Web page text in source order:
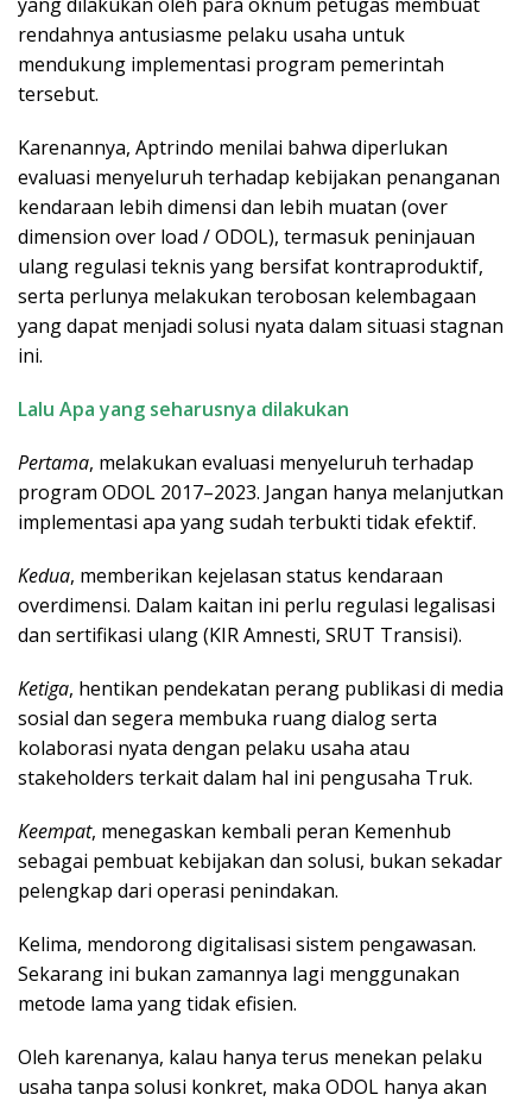
rendahnya antusiasme pelaku usaha untuk
mendukung implementasi program pemerintah
tersebut.
Karenannya, Aptrindo menilai bahwa diperlukan
evaluasi menyeluruh terhadap kebijakan penanganan
kendaraan lebih dimensi dan lebih muatan (over
dimension over load / ODOL), termasuk peninjauan
ulang regulasi teknis yang bersifat kontraproduktif,
serta perlunya melakukan terobosan kelembagaan
yang dapat menjadi solusi nyata dalam situasi stagnan
ini.
Lalu Apa yang seharusnya dilakukan
Pertama, melakukan evaluasi menyeluruh terhadap
program ODOL 2017–2023. Jangan hanya melanjutkan
implementasi apa yang sudah terbukti tidak efektif.
Kedua, memberikan kejelasan status kendaraan
overdimensi. Dalam kaitan ini perlu regulasi legalisasi
dan sertifikasi ulang (KIR Amnesti, SRUT Transisi).
Ketiga, hentikan pendekatan perang publikasi di media
sosial dan segera membuka ruang dialog serta
kolaborasi nyata dengan pelaku usaha atau
stakeholders terkait dalam hal ini pengusaha Truk.
Keempat, menegaskan kembali peran Kemenhub
sebagai pembuat kebijakan dan solusi, bukan sekadar
pelengkap dari operasi penindakan.
Kelima, mendorong digitalisasi sistem pengawasan.
Sekarang ini bukan zamannya lagi menggunakan
metode lama yang tidak efisien.
Oleh karenanya, kalau hanya terus menekan pelaku
usaha tanpa solusi konkret, maka ODOL hanya akan